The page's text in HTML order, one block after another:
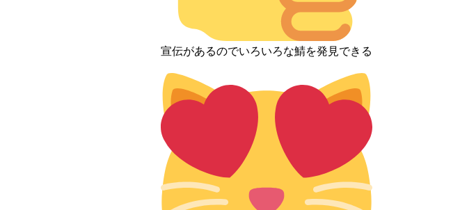
宣伝があるのでいろいろな鯖を発見できる